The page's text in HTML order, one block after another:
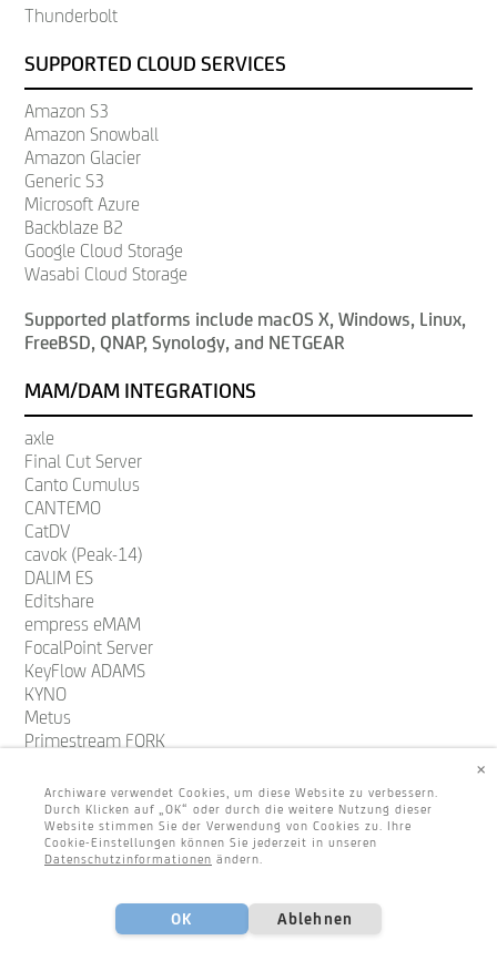
Thunderbolt
SUPPORTED CLOUD SERVICES
Amazon S3
Amazon Snowball
Amazon Glacier
Generic S3
Microsoft Azure
Backblaze B2
Google Cloud Storage
Wasabi Cloud Storage
Supported platforms include macOS X, Windows, Linux,
FreeBSD, QNAP, Synology, and NETGEAR
MAM/DAM INTEGRATIONS
axle
Final Cut Server
Canto Cumulus
CANTEMO
CatDV
cavok (Peak-14)
DALIM ES
Editshare
empress eMAM
FocalPoint Server
KeyFlow ADAMS
KYNO
Metus
Primestream FORK
Xinet
SUPPORTED TAPE LIBRARY VENDORS
Archiware verwendet Cookies, um diese Website zu verbessern.
Durch Klicken auf „OK“ oder durch die weitere Nutzung dieser
Website stimmen Sie der Verwendung von Cookies zu. Ihre
Cookie-Einstellungen können Sie jederzeit in unseren
Datenschutzinformationen ändern.
OK Ablehnen
×